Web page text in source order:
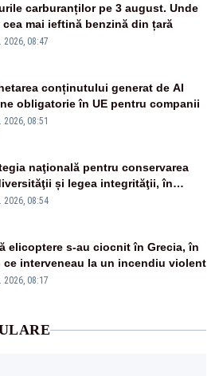
carburanților pe 3 august. Unde
cea mai ieftină benzină din țară
2026, 08:47
conținutului generat de AI
obligatorie în UE pentru companii
2026, 08:51
naţională pentru conservarea
și legea integrităţii, în
2026, 08:54
elicoptere s-au ciocnit în Grecia, în
ce interveneau la un incendiu violent
2026, 08:17